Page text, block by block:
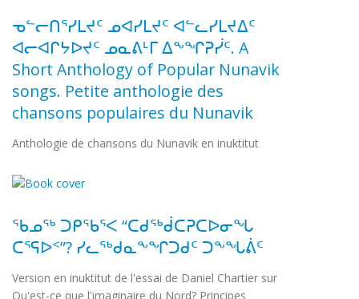
ᓀᓪᓕᑎᕐᓯᒪᔪᑦ ᓄᐊᓯᒪᔪᑦ ᐊᓪᓚᓯᒪᔪᐃᑦ
ᐊᓕᐊᒋᔭᐅᔪᑦ ᓄᓇᕕᒻᒥ ᐃᖕᖏᕈᓰᑦ. A
Short Anthology of Popular Nunavik
songs. Petite anthologie des
chansons populaires du Nunavik
Anthologie de chansons du Nunavik en inuktitut
ᖃᓄᖅ ᑐᑭᖃᕐᐸ “ᑕᑯᖅᑰᑕᕈᑕᐅᓂᖓ
ᑕᕐᕋᐅᑉ”? ᓯᓚᖅᑯᓇᖕᖏᑐᑯᑦ ᑐᖕᖓᕖᑦ
Version en inuktitut de l'essai de Daniel Chartier sur
Qu'est-ce que l'imaginaire du Nord? Principes